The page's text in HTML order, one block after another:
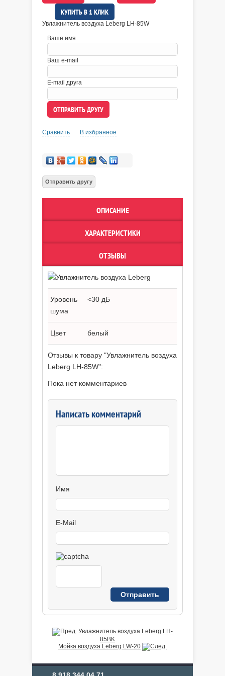
КУПИТЬ В 1 КЛИК
Увлажнитель воздуха Leberg LH-85W
Ваше имя
Ваш e-mail
E-mail друга
Сравнить В избранное
ОПИСАНИЕ
ХАРАКТЕРИСТИКИ
ОТЗЫВЫ
Уровень
шума
<30 дБ
Цвет белый
Отзывы к товару "Увлажнитель воздуха
Leberg LH-85W":
Пока нет комментариев
Написать комментарий
Имя
E-Mail
Увлажнитель воздуха Leberg LH-
85BK
Мойка воздуха Leberg LW-20